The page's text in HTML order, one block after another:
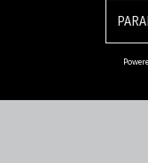
Integrity Line